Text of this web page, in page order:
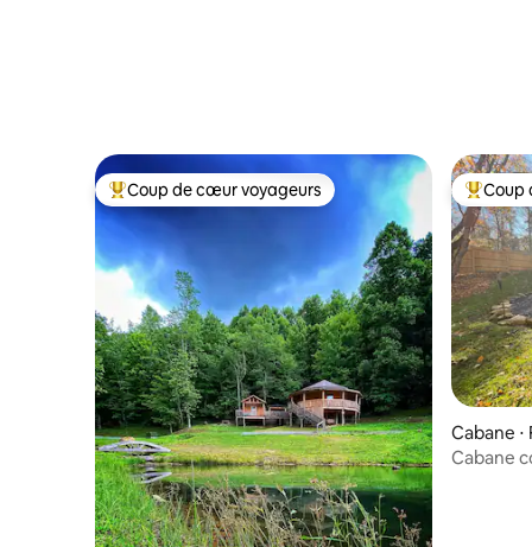
Coups de cœur voyageurs les plus appréciés
Coup de cœur voyageurs Coups
Coup
Cabane
Cabane